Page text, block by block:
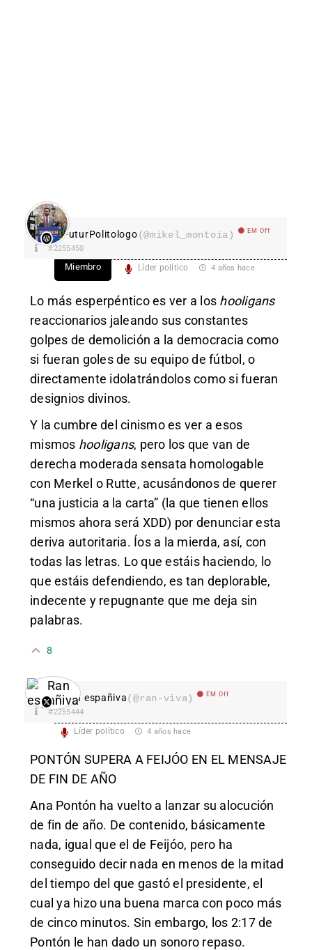
FuturPolitologo(@mikel_montoia) EM Off
#2255450
Miembro Líder político 4 años hace
Lo más esperpéntico es ver a los hooligans
reaccionarios jaleando sus constantes
golpes de demolición a la democracia como
si fueran goles de su equipo de fútbol, o
directamente idolatrándolos como si fueran
designios divinos.
Y la cumbre del cinismo es ver a esos
mismos hooligans, pero los que van de
derecha moderada sensata homologable
con Merkel o Rutte, acusándonos de querer
“una justicia a la carta” (la que tienen ellos
mismos ahora será XDD) por denunciar esta
deriva autoritaria. Íos a la mierda, así, con
todas las letras. Lo que estáis haciendo, lo
que estáis defendiendo, es tan deplorable,
indecente y repugnante que me deja sin
palabras.
8
Ran españiva(@ran-viva) EM Off
#2255444
Líder político 4 años hace
PONTÓN SUPERA A FEIJÓO EN EL MENSAJE
DE FIN DE AÑO
Ana Pontón ha vuelto a lanzar su alocución
de fin de año. De contenido, básicamente
nada, igual que el de Feijóo, pero ha
conseguido decir nada en menos de la mitad
del tiempo del que gastó el presidente, el
cual ya hizo una buena marca con poco más
de cinco minutos. Sin embargo, los 2:17 de
Pontón le han dado un sonoro repaso.